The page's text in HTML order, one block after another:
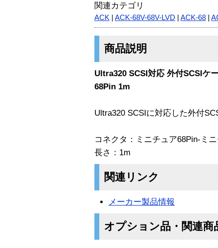
関連カテゴリ
ACK ACK-68V-68V-LVD ACK-68
商品説明
Ultra320 SCSI対応 外付SCSIケ
68Pin 1m
Ultra320 SCSIに対応した外付
コネクタ：ミニチュア68Pin-ミ
長さ：1m
関連リンク
メーカー製品情報
オプション品・関連商